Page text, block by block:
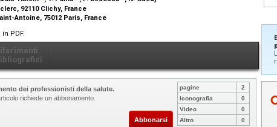
92110 Clichy, France
Antoine, 75012 Paris, France
PDF.
dei professionisti della salute.
richiede un abbonamento.
Abbonarsi
pagine
2
Iconografia
0
Video
0
Altro
0